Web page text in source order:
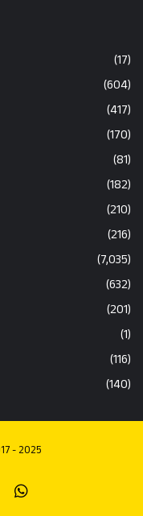
(17)
(604)
(417)
(170)
(81)
(182)
(210)
(216)
(7,035)
(632)
(201)
(1)
(116)
(140)
- 2025
Whatsapp